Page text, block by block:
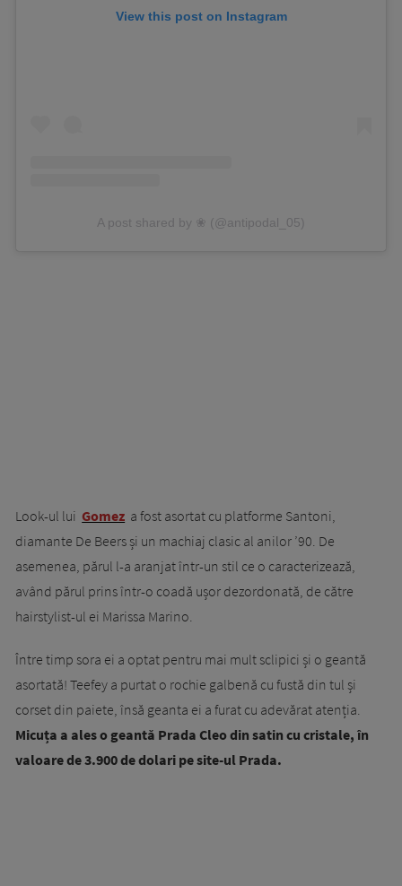
View this post on Instagram
A post shared by ❀ (@antipodal_05)
Look-ul lui Gomez a fost asortat cu platforme Santoni,
diamante De Beers și un machiaj clasic al anilor ’90. De
asemenea, părul l-a aranjat într-un stil ce o caracterizează,
având părul prins într-o coadă ușor dezordonată, de către
hairstylist-ul ei Marissa Marino.
Între timp sora ei a optat pentru mai mult sclipici și o geantă
asortată! Teefey a purtat o rochie galbenă cu fustă din tul și
corset din paiete, însă geanta ei a furat cu adevărat atenția.
Micuța a ales o geantă Prada Cleo din satin cu cristale, în
valoare de 3.900 de dolari pe site-ul Prada.